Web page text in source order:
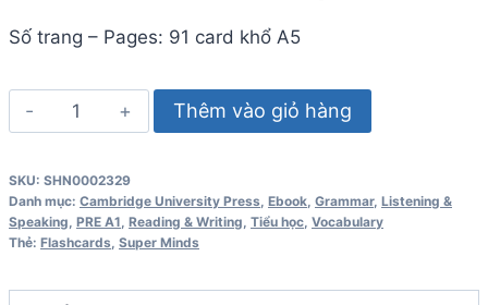
Số trang – Pages: 91 card khổ A5
Super
Minds
Flashcards
số
lượng
Thêm vào giỏ hàng
SKU: SHN0002329
Danh mục: Cambridge University Press Ebook Grammar, Listening &
Speaking PRE A1 Reading & Writing Tiểu học Vocabulary
Thẻ: Flashcards Super Minds